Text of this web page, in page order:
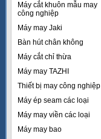
Máy cắt khuôn mẫu may
công nghiệp
Máy may Jaki
Bàn hút chân không
Máy cắt chỉ thừa
Máy may TAZHI
Thiết bị may công nghiệp
Máy ép seam các loại
Máy may viền các loại
Máy may bao